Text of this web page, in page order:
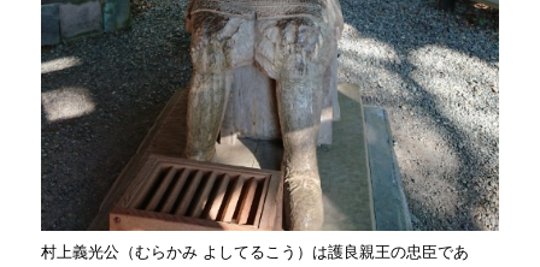
村上義光公（むらかみ よしてるこう）は護良親王の忠臣であ